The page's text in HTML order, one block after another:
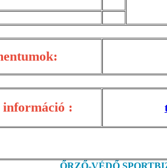
információ :
ŐRZŐ-VÉDŐ